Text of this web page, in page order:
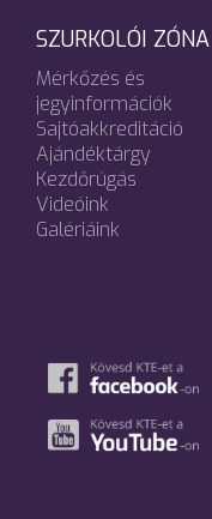
SZURKOLÓI ZÓNA
Mérkőzés és
jegyinformációk
Sajtóakkreditáció
Ajándéktárgy
Kezdőrúgás
Videóink
Galériáink